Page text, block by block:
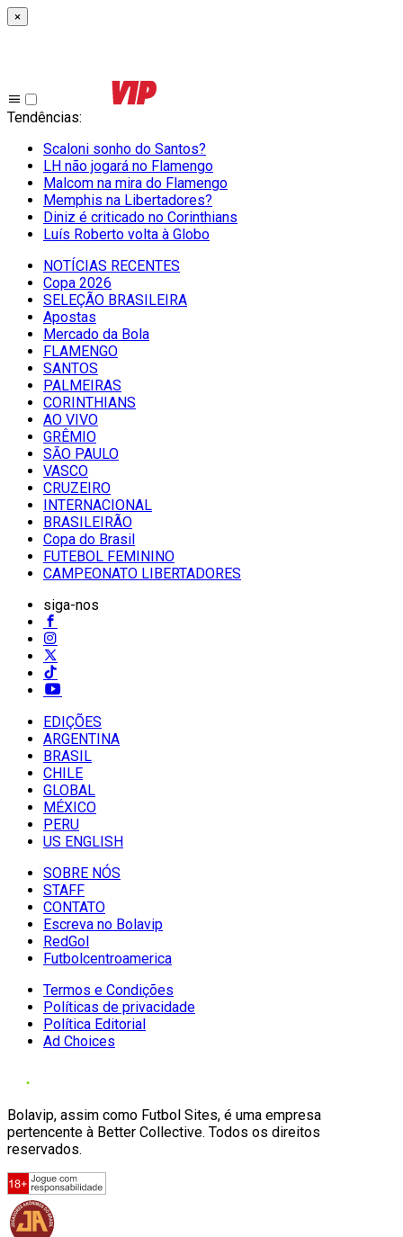
×
Tendências:
Scaloni sonho do Santos?
LH não jogará no Flamengo
Malcom na mira do Flamengo
Memphis na Libertadores?
Diniz é criticado no Corinthians
Luís Roberto volta à Globo
NOTÍCIAS RECENTES
Copa 2026
SELEÇÃO BRASILEIRA
Apostas
Mercado da Bola
FLAMENGO
SANTOS
PALMEIRAS
CORINTHIANS
AO VIVO
GRÊMIO
SĀO PAULO
VASCO
CRUZEIRO
INTERNACIONAL
BRASILEIRÃO
Copa do Brasil
FUTEBOL FEMININO
CAMPEONATO LIBERTADORES
siga-nos
EDIÇÕES
ARGENTINA
BRASIL
CHILE
GLOBAL
MÉXICO
PERU
US ENGLISH
SOBRE NÓS
STAFF
CONTATO
Escreva no Bolavip
RedGol
Futbolcentroamerica
Termos e Condições
Políticas de privacidade
Política Editorial
Ad Choices
Bolavip, assim como Futbol Sites, é uma empresa
pertencente à Better Collective. Todos os direitos
reservados.